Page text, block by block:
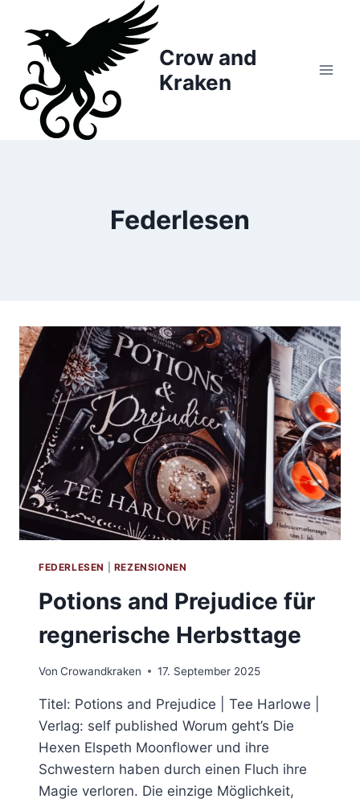
Inhalt
springen
Crow and
Kraken
Federlesen
FEDERLESEN REZENSIONEN
Potions and Prejudice für
regnerische Herbsttage
Von Crowandkraken 17. September 2025
Titel: Potions and Prejudice | Tee Harlowe |
Verlag: self published Worum geht’s Die
Hexen Elspeth Moonflower und ihre
Schwestern haben durch einen Fluch ihre
Magie verloren. Die einzige Möglichkeit,